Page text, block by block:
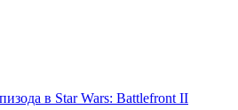
в Star Wars: Battlefront II